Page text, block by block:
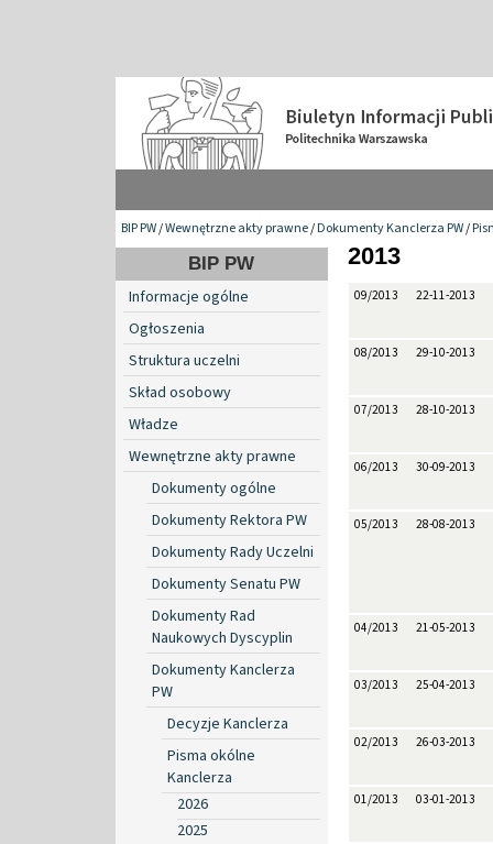
BIP PW/Wewnętrzne akty prawne/Dokumenty Kanclerza PW/
BIP PW
Informacje ogólne
Ogłoszenia
Struktura uczelni
Skład osobowy
Władze
Wewnętrzne akty prawne
Dokumenty ogólne
Dokumenty Rektora PW
Dokumenty Rady Uczelni
Dokumenty Senatu PW
Dokumenty Rad
Naukowych Dyscyplin
Dokumenty Kanclerza
PW
Decyzje Kanclerza
Pisma okólne
Kanclerza
2026
2025
2013
09/2013 22-11-2013
08/2013 29-10-2013
07/2013 28-10-2013
06/2013 30-09-2013
05/2013 28-08-2013
04/2013 21-05-2013
03/2013 25-04-2013
02/2013 26-03-2013
01/2013 03-01-2013